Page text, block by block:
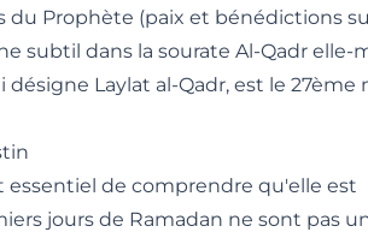
du Prophète (paix et bénédictions
subtil dans la sourate Al-Qadr elle-
désigne Laylat al-Qadr, est le 27ème
de comprendre qu'elle est
jours de Ramadan ne sont pas